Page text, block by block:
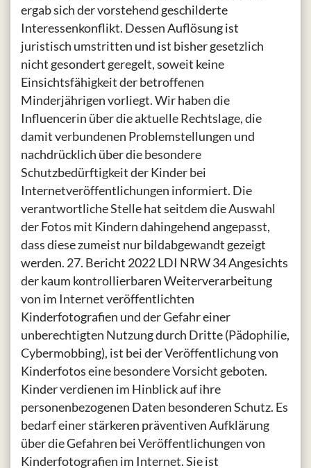
ergab sich der vorstehend geschilderte
Interessenkonflikt. Dessen Auflösung ist
juristisch umstritten und ist bisher gesetzlich
nicht gesondert geregelt, soweit keine
Einsichtsfähigkeit der betroffenen
Minderjährigen vorliegt. Wir haben die
Influencerin über die aktuelle Rechtslage, die
damit verbundenen Problemstellungen und
nachdrücklich über die besondere
Schutzbedürftigkeit der Kinder bei
Internetveröffentlichungen informiert. Die
verantwortliche Stelle hat seitdem die Auswahl
der Fotos mit Kindern dahingehend angepasst,
dass diese zumeist nur bildabgewandt gezeigt
werden. 27. Bericht 2022 LDI NRW 34 Angesichts
der kaum kontrollierbaren Weiterverarbeitung
von im Internet veröffentlichten
Kinderfotografien und der Gefahr einer
unberechtigten Nutzung durch Dritte (Pädophilie,
Cybermobbing), ist bei der Veröffentlichung von
Kinderfotos eine besondere Vorsicht geboten.
Kinder verdienen im Hinblick auf ihre
personenbezogenen Daten besonderen Schutz. Es
bedarf einer stärkeren präventiven Aufklärung
über die Gefahren bei Veröffentlichungen von
Kinderfotografien im Internet. Sie ist